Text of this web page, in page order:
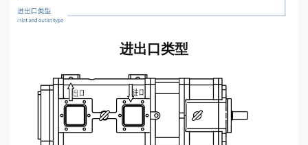
进出口类型